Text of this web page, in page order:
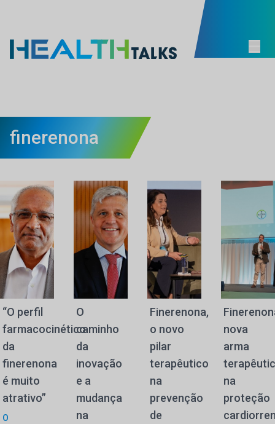
finerenona
“O perfil
farmacocinético
da
finerenona
é muito
atrativo”
O
O
caminho
da
inovação
e a
mudança
na
Finerenona,
o novo
pilar
terapêutico
na
prevenção
de
nova
arma
na
proteção